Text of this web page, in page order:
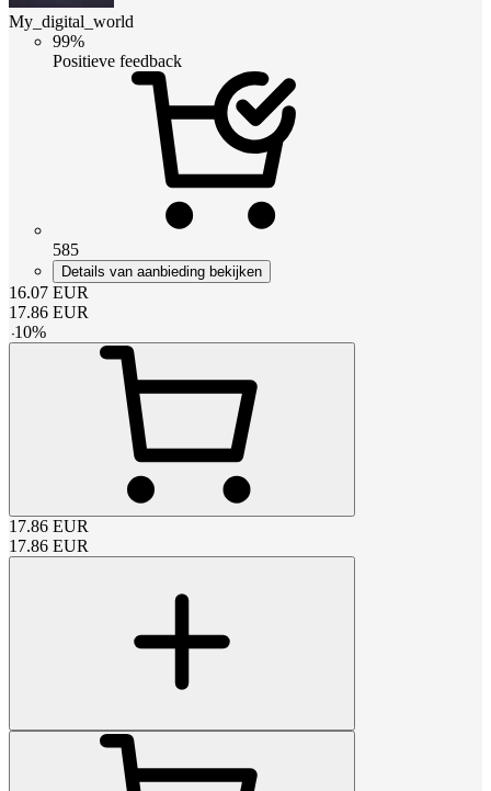
My_digital_world
99%
Positieve feedback
585
Details van aanbieding bekijken
16.07 EUR
17.86 EUR
-10%
17.86 EUR
17.86 EUR